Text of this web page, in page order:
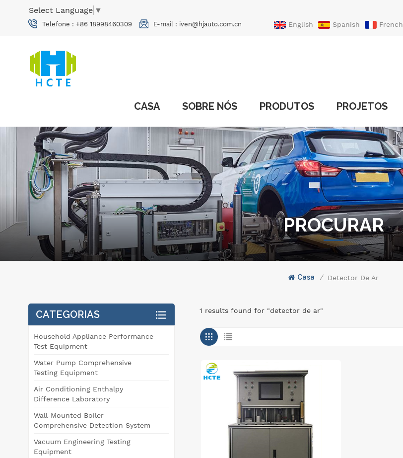
Select Language ▼
Telefone : +86 18998460309 E-mail : iven@hjauto.com.cn English Spanish French
CASA SOBRE NÓS PRODUTOS PROJETOS
PROCURAR
Casa / Detector De Ar
1 results found for "detector de ar"
CATEGORIAS
Household Appliance Performance
Test Equipment
Water Pump Comprehensive
Testing Equipment
Air Conditioning Enthalpy
Difference Laboratory
Wall-Mounted Boiler
Comprehensive Detection System
Vacuum Engineering Testing
Equipment